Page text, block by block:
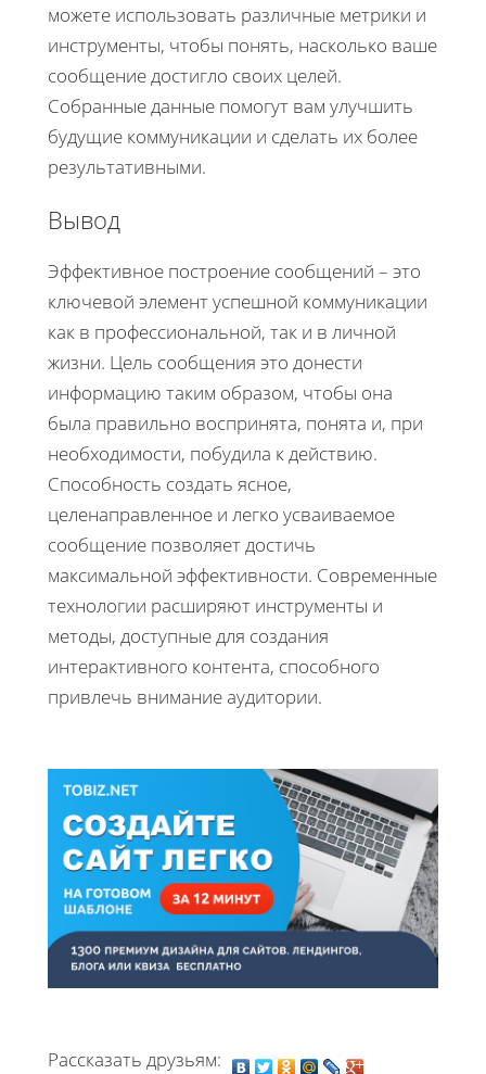
можете использовать различные метрики и
инструменты, чтобы понять, насколько ваше
сообщение достигло своих целей.
Собранные данные помогут вам улучшить
будущие коммуникации и сделать их более
результативными.
Вывод
Эффективное построение сообщений – это
ключевой элемент успешной коммуникации
как в профессиональной, так и в личной
жизни. Цель сообщения это донести
информацию таким образом, чтобы она
была правильно воспринята, понята и, при
необходимости, побудила к действию.
Способность создать ясное,
целенаправленное и легко усваиваемое
сообщение позволяет достичь
максимальной эффективности. Современные
технологии расширяют инструменты и
методы, доступные для создания
интерактивного контента, способного
привлечь внимание аудитории.
Рассказать друзьям: